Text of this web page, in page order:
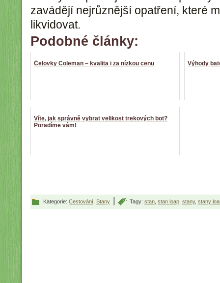
zavádějí nejrůznější opatření, které
likvidovat.
Podobné články:
Čelovky Coleman – kvalita i za nízkou cenu Výhody
Víte, jak správně vybrat velikost trekových bot?
Poradíme vám!
Kategorie: Cestování Stany Tagy: stan stan loap stany, stany